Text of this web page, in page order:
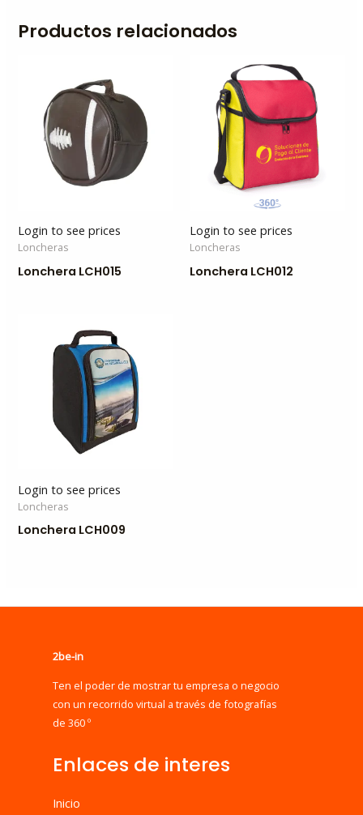
Productos relacionados
Login to see prices
Loncheras
Lonchera LCH015
Login to see prices
Loncheras
Lonchera LCH012
Login to see prices
Loncheras
Lonchera LCH009
2be-in
Ten el poder de mostrar tu empresa o negocio
con un recorrido virtual a través de fotografías
de 360 º
Enlaces de interes
Inicio